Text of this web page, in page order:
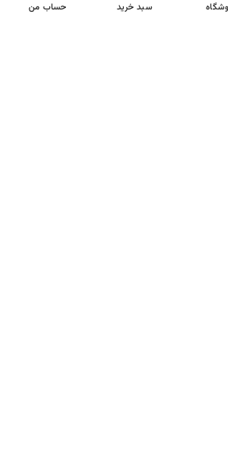
ما را دنبال کنید
سبد خرید حساب من